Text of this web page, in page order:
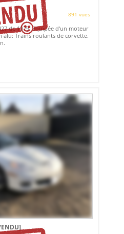
891 vues
de 1979. Equipée d'un moteur
alu. Trains roulants de corvette.